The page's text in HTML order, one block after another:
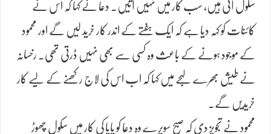
سکول آتی ہیں، سب کار میں نہیں آتیں۔ دعا نے کہا کہ اس نے
کائنات کو کہہ دیا ہے کہ ایک ہفتے کے اندر کار خرید لیں گے اور محمود
کے موجود ہونے کے باعث وہ کسی سے بھی نہیں ڈرتی تھی۔ رخسانہ
نے طیش بھرے لہجے میں کہا کہ اب اس کی لاج رکھنے کے لیے کار
خریدیں گے۔
محمود نے تجویز دی کہ صبح سویرے وہ دعا کو پاپا کی کار میں سکول چھوڑ